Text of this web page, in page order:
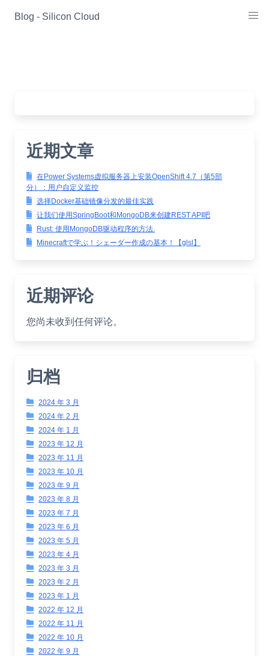
Blog - Silicon Cloud
近期文章
在Power Systems虚拟服务器上安装OpenShift 4.7（第5部
分）：用户自定义监控
选择Docker基础镜像分发的最佳实践
让我们使用SpringBoot和MongoDB来创建REST API吧
Rust: 使用MongoDB驱动程序的方法.
Minecraftで学ぶ！シェーダー作成の基本！【glsl】
近期评论
您尚未收到任何评论。
归档
2024 年 3 月
2024 年 2 月
2024 年 1 月
2023 年 12 月
2023 年 11 月
2023 年 10 月
2023 年 9 月
2023 年 8 月
2023 年 7 月
2023 年 6 月
2023 年 5 月
2023 年 4 月
2023 年 3 月
2023 年 2 月
2023 年 1 月
2022 年 12 月
2022 年 11 月
2022 年 10 月
2022 年 9 月